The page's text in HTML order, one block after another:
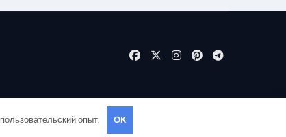
опыт. OK